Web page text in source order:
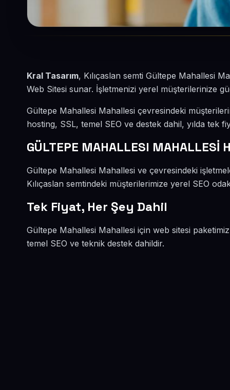
Kral Tasarım, Kılıçaslan semti Gültepe Mahallesi
Web Sitesi sunar. İşletmenizi yerel müşterilerinize
Gültepe Mahallesi Mahallesi çevresindeki
hosting, SSL, temel SEO ve destek dahil, yılda tek
GÜLTEPE MAHALLESI MAHALLESİ
Gültepe Mahallesi Mahallesi ve çevresindeki
Kılıçaslan semtindeki müşterilerimize yerel SEO
Tek Fiyat, Her Şey Dahil
Gültepe Mahallesi Mahallesi için web sitesi
temel SEO ve teknik destek dahildir.